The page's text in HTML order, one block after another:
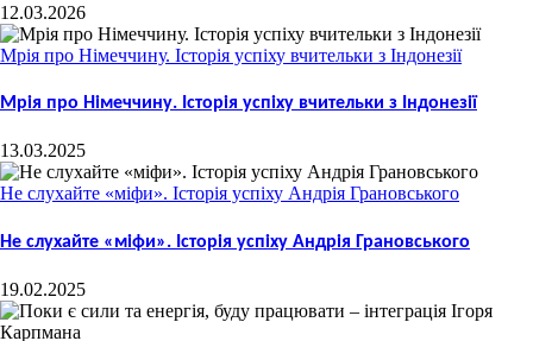
12.03.2026
Мрія про Німеччину. Історія успіху вчительки з Індонезії
Мрія про Німеччину. Історія успіху вчительки з Індонезії
13.03.2025
Не слухайте «міфи». Історія успіху Андрія Грановського
Не слухайте «міфи». Історія успіху Андрія Грановського
19.02.2025